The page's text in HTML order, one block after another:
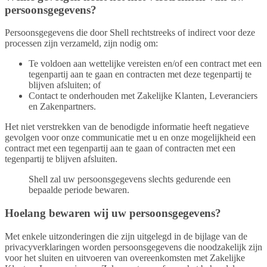
persoonsgegevens?
Persoonsgegevens die door Shell rechtstreeks of indirect voor deze
processen zijn verzameld, zijn nodig om:
Te voldoen aan wettelijke vereisten en/of een contract met een
tegenpartij aan te gaan en contracten met deze tegenpartij te
blijven afsluiten; of
Contact te onderhouden met Zakelijke Klanten, Leveranciers
en Zakenpartners.
Het niet verstrekken van de benodigde informatie heeft negatieve
gevolgen voor onze communicatie met u en onze mogelijkheid een
contract met een tegenpartij aan te gaan of contracten met een
tegenpartij te blijven afsluiten.
Shell zal uw persoonsgegevens slechts gedurende een
bepaalde periode bewaren.
Hoelang bewaren wij uw persoonsgegevens?
Met enkele uitzonderingen die zijn uitgelegd in de bijlage van de
privacyverklaringen worden persoonsgegevens die noodzakelijk zijn
voor het sluiten en uitvoeren van overeenkomsten met Zakelijke